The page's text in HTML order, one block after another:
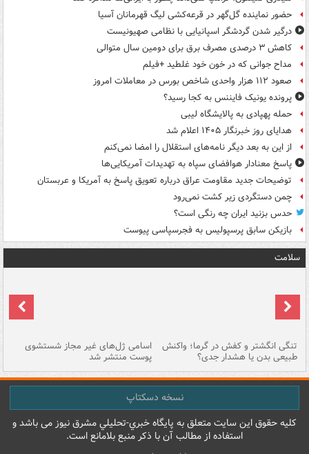
حضور نماینده گل‌گهر در قرعه‌کشی لیگ قهرمانان آسیا
درگیر شدن گردشگر اسپانیایی با نظامی صهیونیست
کاهش ۳ درصدی مصرف برق برای دومین سال متوالی
مداح جوانی که در خون خود غلطید +فیلم
صعود ۱۱۲ هزار واحدی شاخص بورس در معاملات امروز
پرونده یونیک فایننس به کجا رسید؟
حمله پهپادی به پالایشگاه لیبی
هدایای روز خبرنگار ۱۴۰۵ اعلام شد
از این به بعد دیگر نامه‌های استقلال را امضا نمی‌کنم
پاسخ معنادار هوافضای سپاه به تهدیدات آمریکایی‌ها
توضیحات جدید مقاومت عراق درباره تعویق پاسخ به آمریکا و عربستان
چمن دستگردی زیر کشت نمی‌رود
حدس بزنید ایران چه رنگی است؟
بازیکن سابق پرسپولیس به فجرسپاسی پیوست
سلامت
تنگی انگشتر و کفش در گرما؛ واکنش
طبیعی بدن یا هشدار جدی؟
اسامی ژل‌های غیر مجاز شستشوی
پوست منتشر شد
نسخه دسکتاپ
کليه حقوق اين سايت متعلق به پایگاه خبري-تحليلي مشرق نيوز می باشد و
استفاده از مطالب آن با ذکر منبع بلامانع است.